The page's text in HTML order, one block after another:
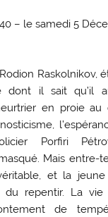
– le samedi 5
Raskolnikov,
dont il sait qu’il
en proie au
Porfiri
Mais entre-
et la
repentir. La vie
de